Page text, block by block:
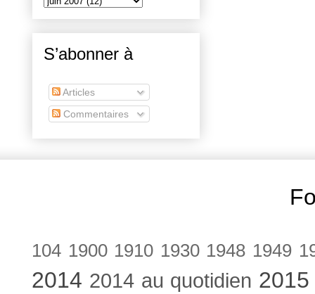
S’abonner à
Articles
Commentaires
104 1900 1910 1930 1948 1949
2014 2014 au quotidien